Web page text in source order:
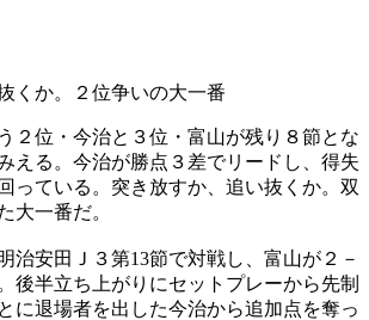
くか。２位争いの大一番
２位・今治と３位・富山が残り８節とな
える。今治が勝点３差でリードし、得失
っている。突き放すか、追い抜くか。双
大一番だ。
治安田Ｊ３第13節で対戦し、富山が２－
後半立ち上がりにセットプレーから先制
に退場者を出した今治から追加点を奪っ